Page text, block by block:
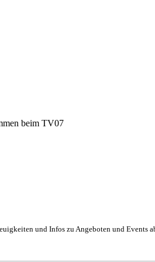
beim TV07
und Infos zu Angeboten und Events